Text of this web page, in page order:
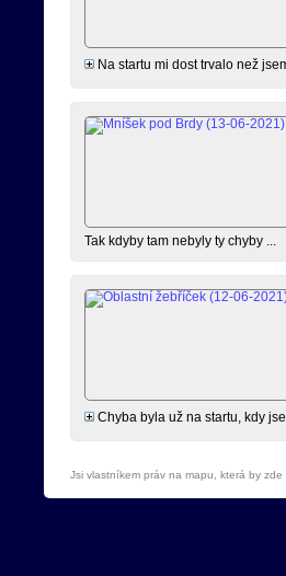
Na startu mi dost trvalo než
Tak kdyby tam nebyly ty chyby ...
Chyba byla už na startu, kdy
Jsi vlastníkem práv na mapu, která by